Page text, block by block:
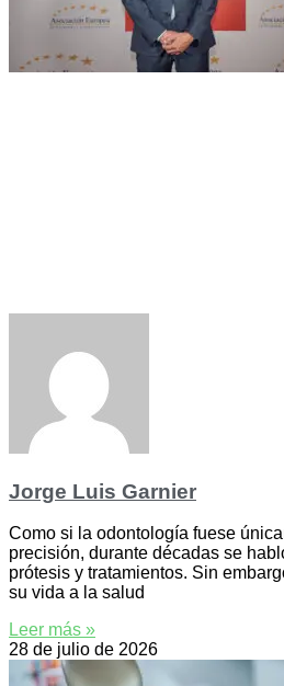
Jorge Luis Garnier
Como si la odontología fuese
precisión, durante décadas se
prótesis y tratamientos. Sin
su vida a la salud
Leer más »
28 de julio de 2026